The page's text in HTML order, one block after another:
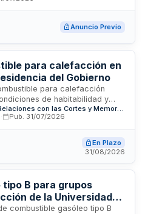
contempla un importe
el funcionamiento
diésel de calidad
Anuncio Previo
para calefacción en
del Gobierno
para calefacción
de habitabilidad y
adscritos a la Presidencia del
Operativos, a través del
y conservación de sus
abastecimiento de
del contrato.
Ministerio de la Presidencia, Relaciones con las Cortes y Memoria Democrática
Pub. 31/07/2026
En Plazo
31/08/2026
B para grupos
de la Universidad
combustible gasóleo tipo B